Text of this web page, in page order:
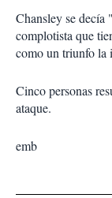
Chansley se
complotista que
como un triunfo la
Cinco personas
ataque.
emb